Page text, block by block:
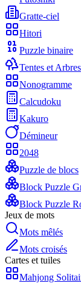
Gratte-ciel
Hitori
Puzzle binaire
Tentes et Arbres
Nonogramme
Calcudoku
Kakuro
Démineur
2048
Puzzle de blocs
Block Puzzle
Block Puzzle
Jeux de mots
Mots mêlés
Mots croisés
Cartes et tuiles
Mahjong